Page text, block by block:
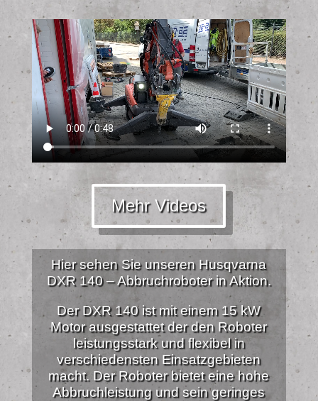
Mehr Videos
Hier sehen Sie unseren Husqvarna
DXR 140 – Abbruchroboter in Aktion.
Der DXR 140 ist mit einem 15 kW
Motor ausgestattet der den Roboter
leistungsstark und flexibel in
verschiedensten Einsatzgebieten
macht. Der Roboter bietet eine hohe
Abbruchleistung und sein geringes